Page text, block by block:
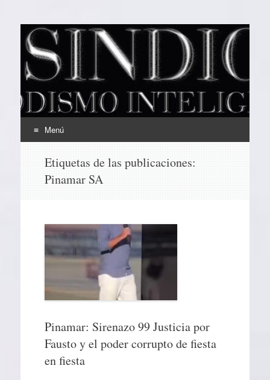
EL SINDICAL
Periodismo Inteligente
Menú
contenido
Etiquetas de las publicaciones:
Pinamar SA
Pinamar: Sirenazo 99 Justicia por
Fausto y el poder corrupto de fiesta
en fiesta